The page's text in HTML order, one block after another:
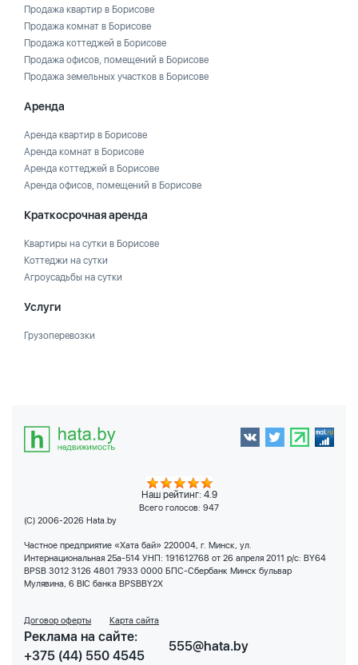
Продажа квартир в Борисове
Продажа комнат в Борисове
Продажа коттеджей в Борисове
Продажа офисов, помещений в Борисове
Продажа земельных участков в Борисове
Аренда
Аренда квартир в Борисове
Аренда комнат в Борисове
Аренда коттеджей в Борисове
Аренда офисов, помещений в Борисове
Краткосрочная аренда
Квартиры на сутки в Борисове
Коттеджи на сутки
Агроусадьбы на сутки
Услуги
Грузоперевозки
Наш рейтинг: 4.9
Всего голосов: 947
(C) 2006-2026 Hata.by
Частное предприятие «Хата бай» 220004, г. Минск, ул.
Интернациональная 25а-514 УНП: 191612768 от 26 апреля 2011 р/с: BY64
BPSB 3012 3126 4801 7933 0000 БПС-Сбербанк Минск бульвар
Мулявина, 6 BIC банка BPSBBY2X
Договор оферты Карта сайта
Реклама на сайте:
+375 (44) 550 4545
555@hata.by